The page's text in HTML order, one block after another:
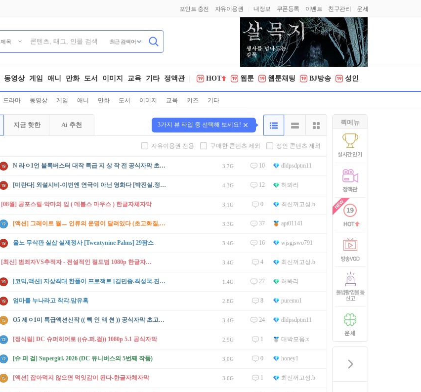
포인트 충전 자유이용권 내정보 쿠폰등록 이벤트 친구관리 운세
퀵메뉴
제목 최근 검색어
동영상 게임 애니 만화 도서 이미지 교육 기타 정액관 HOT 웹툰 웹툰채팅 BJ방송 성인
드라마 동영상 게임 애니 만화 도서 이미지 교육 키즈 기타
지금 핫한 Ai 추천 3가지 뷰 타입 중 선택해 보세요!
자유이용권 전용 구매한 콘텐츠 제외 성인 콘텐츠 제외
N 라ㅇ1언 블록버스터 대작 특급 지 상 작 전 공식자막 초고화질 BluRay5.1 3.7G 10 dldpsdptm11
[미란다] 외설시비-이번엔 연극이 아닌 영화다 [박진실.정선우] 4.3G 12 허봐리
[08월] 공포스릴-악마의 입 ( 데블스 마우스 ) 한글자체자막 3.1G 0 최신꺼고싱.b
[액션] 그레이트 월ㅡ 인류의 운명이 달려있다 (초고화질,자체자막) 3.3G 37 apt01141
올노 무삭판 실삽 실제정사 [Twentynine Palms] 29팜스 3.4G 16 wjsgjswo791
[최신] 범죄자VS추적자 - 전설적인 절도범 1080p 한글자체자막 3.4G 4 최신꺼고싱.b
[코믹,액션] 지상최대 한풀이 프로잭트 [김민종.최성국.진재영.신이] 1.4G 27 허봐리
엄마를 누나라고 착각.맘유혹 2.8G 8 puremu1
O5 제ㅇ1미 특급액션신작 (( 빽 인 액 쎤 )) 공식자막 초고화질 BluRay5.1 3.4G 24 dldpsdptm11
[정식릴] DC 슈퍼히어로 ((슈.퍼.걸)) 1080p 5.1 공식자막 2.9G 1 대박모음.z
[슈 퍼 걸] Supergirl. 2026 (DC 유니버스의 5번째 작품) 3.0G 0 honey1
[액션] 잡아먹지 않으면 먹잇감이 된다-한글자체자막 3.6G 1 최신꺼고싱.b